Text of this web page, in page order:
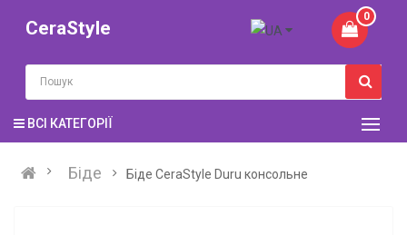
CeraStyle
0
ВСІ КАТЕГОРІЇ
Біде Біде CeraStyle Duru консольне